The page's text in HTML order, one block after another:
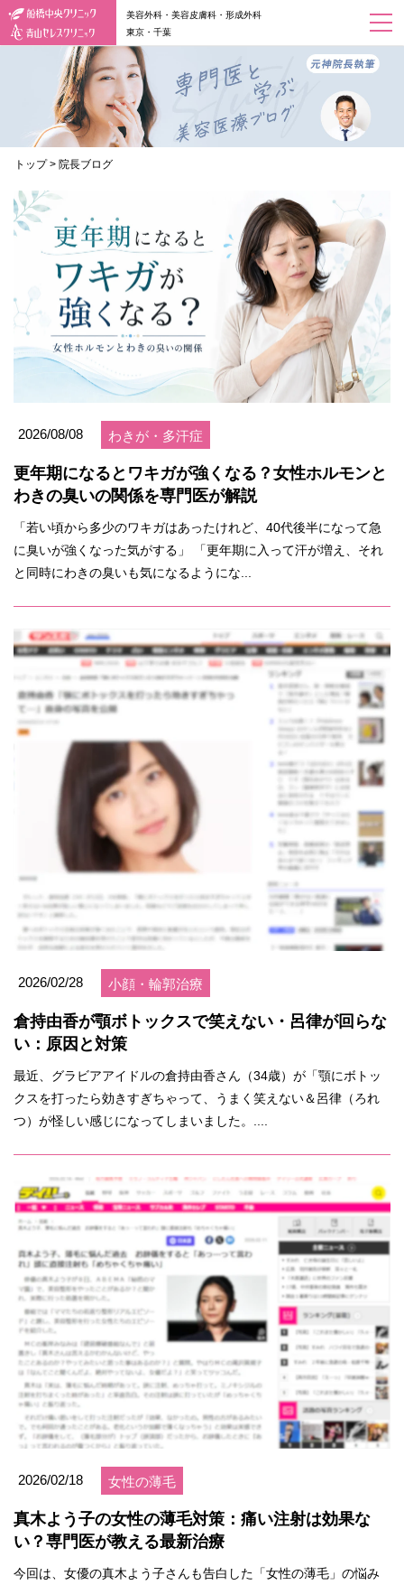
美容外科・美容皮膚科・形成外科
東京・千葉
トップ > 院長ブログ
2026/08/08 わきが・多汗症
更年期になるとワキガが強くなる？女性ホルモンと
わきの臭いの関係を専門医が解説
「若い頃から多少のワキガはあったけれど、40代後半になって急
に臭いが強くなった気がする」 「更年期に入って汗が増え、それ
と同時にわきの臭いも気になるようにな...
2026/02/28 小顔・輪郭治療
倉持由香が顎ボトックスで笑えない・呂律が回らな
い：原因と対策
最近、グラビアアイドルの倉持由香さん（34歳）が「顎にボトッ
クスを打ったら効きすぎちゃって、うまく笑えない＆呂律（ろれ
つ）が怪しい感じになってしまいました。....
2026/02/18 女性の薄毛
真木よう子の女性の薄毛対策：痛い注射は効果な
い？専門医が教える最新治療
今回は、女優の真木よう子さんも告白した「女性の薄毛」の悩み